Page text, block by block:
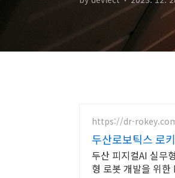
https://dr-
두산로보틱스 로
두산 피지컬AI 실무
형 로봇 개발을 위